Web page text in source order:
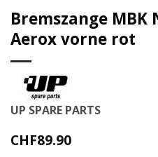
Bremszange
Aerox vorne rot
UP SPARE PARTS
CHF89.90